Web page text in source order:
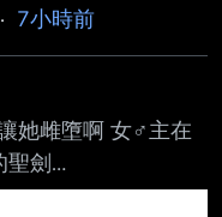
FE玩家嗎？ 不是
/// 我不算死忠FE
遊玩時數大概800+
雪月無雙紅藍通
沒通關單純庫洛德
7小時前
她雌墮啊 女♂主在
聖劍
操你全家